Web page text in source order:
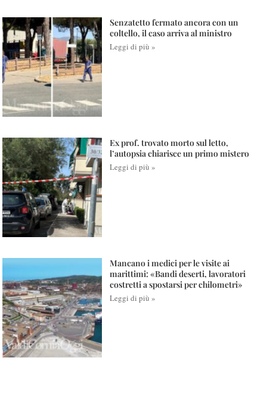
Senzatetto fermato ancora con un
coltello, il caso arriva al ministro
Leggi di più »
Ex prof. trovato morto sul letto,
l’autopsia chiarisce un primo mistero
Leggi di più »
Mancano i medici per le visite ai
marittimi: «Bandi deserti, lavoratori
costretti a spostarsi per chilometri»
Leggi di più »